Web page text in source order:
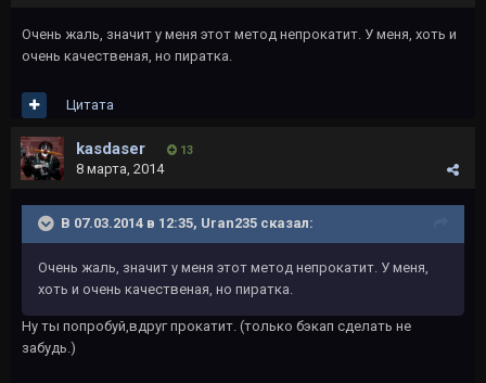
Очень жаль, значит у меня этот метод непрокатит. У меня, хоть и
очень качественая, но пиратка.
Цитата
kasdaser 13
8 марта, 2014
В 07.03.2014 в 12:35, Uran235 сказал:
Очень жаль, значит у меня этот метод непрокатит. У меня,
хоть и очень качественая, но пиратка.
Ну ты попробуй,вдруг прокатит. (только бэкап сделать не
забудь.)